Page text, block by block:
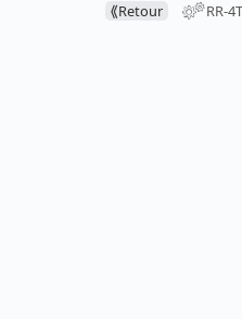
⟪Retour RR-